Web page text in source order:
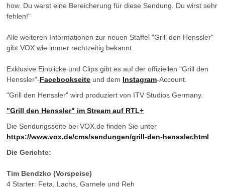
how. Du warst eine Bereicherung für diese Sendung. Du wirst sehr
fehlen!"
Alle weiteren Informationen zur neuen Staffel "Grill den Henssler"
gibt VOX wie immer rechtzeitig bekannt.
Exklusive Einblicke und Clips gibt es auf der offiziellen "Grill den
Henssler"-Facebookseite und dem Instagram-Account.
"Grill den Henssler" wird produziert von ITV Studios Germany.
"Grill den Henssler" im Stream auf RTL+
Die Sendungsseite bei VOX.de finden Sie unter
https://www.vox.de/cms/sendungen/grill-den-henssler.html
Die Gerichte:
Tim Bendzko (Vorspeise)
4 Starter: Feta, Lachs, Garnele und Reh